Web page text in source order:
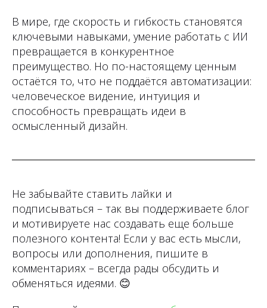
В мире, где скорость и гибкость становятся
ключевыми навыками, умение работать с ИИ
превращается в конкурентное
преимущество. Но по-настоящему ценным
остаётся то, что не поддаётся автоматизации:
человеческое видение, интуиция и
способность превращать идеи в
осмысленный дизайн.
Не забывайте ставить лайки и
подписываться – так вы поддерживаете блог
и мотивируете нас создавать еще больше
полезного контента! Если у вас есть мысли,
вопросы или дополнения, пишите в
комментариях – всегда рады обсудить и
обменяться идеями. 😊